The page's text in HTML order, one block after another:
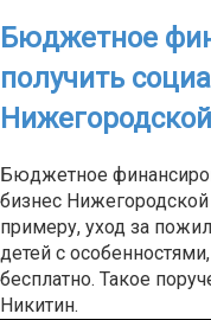
Бюджетное
получить
Бюджетное
бизнес Нижегородской
примеру, уход за
детей с
бесплатно. Такое
Никитин.